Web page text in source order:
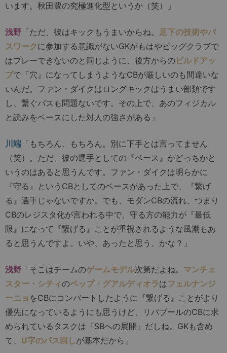
います。秋田豊の究極進化型というか（笑）」
浅野 「ただ、彼はキックもうまいからね。 足下の技術やパ
スワークに参加する意識がないGKがもはやビッグクラブで
はプレーできないのと同じように、後方からのビルドアッ
プで『穴』になってしまうようなCBが厳しいのも間違いな
いんだ。ファン・ダイクはロングキックはうまい部類です
し、繋ぐパスも問題ないです。その上で、あのフィジカル
と読みをベースにした対人の強さがある」
川端 「もちろん、もちろん。別に下手とは言ってません
（笑）。ただ、彼の選手としての『ベース』がどっちかと
いうのはあると思うんです。ファン・ダイクは明らかに
『守る』というCBとしてのベースがあった上で、『繋げ
る』選手じゃないですか。でも、モダンCBの流れ、つまり
CBのレジスタ化が言われる中で、守る方の能力が『最低
限』になって『繋げる』ことが重視されるような風潮もあ
ると思うんですよ。いや、あったと思う、かな？」
浅野 「そこはチームのゲームモデル次第だよね。 マンチェ
スター・シティのペップ・グアルディオラはフェルナンジ
ーニョ をCBにコンバートしたように『繋げる』ことがより
優先になっているようにも思うけど、リバプールのCBに求
められているタスクは『SBへの展開』だしね。GKも含め
て、 U字のパス回しが基本だから」